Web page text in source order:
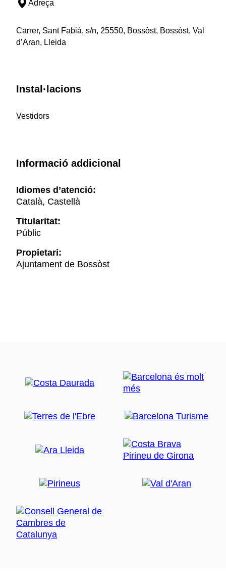
Adreça
Carrer, Sant Fabià, s/n, 25550, Bossòst, Bossòst, Val
d’Aran, Lleida
Instal·lacions
Vestidors
Informació addicional
Idiomes d’atenció:
Català, Castellà
Titularitat:
Públic
Propietari:
Ajuntament de Bossòst